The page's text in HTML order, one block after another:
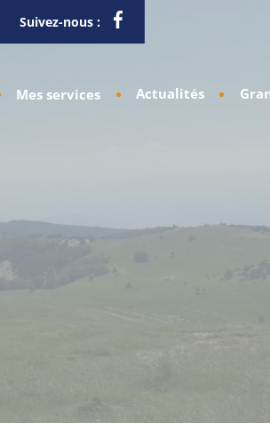
Suivez-nous :
Mes services Actualités